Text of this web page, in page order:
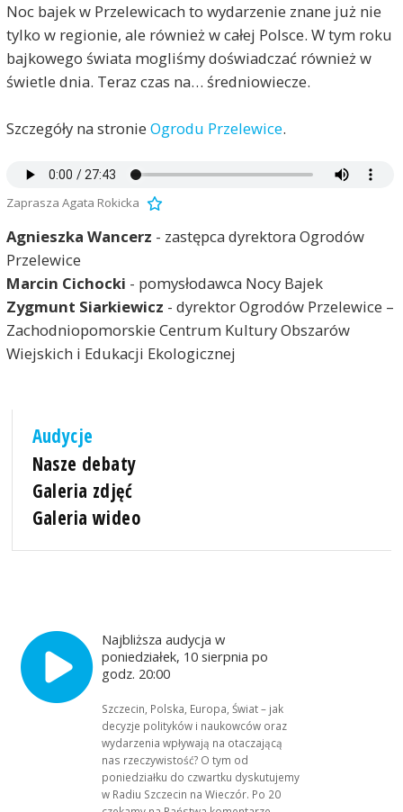
Noc bajek w Przelewicach to wydarzenie znane już nie
tylko w regionie, ale również w całej Polsce. W tym roku
bajkowego świata mogliśmy doświadczać również w
świetle dnia. Teraz czas na… średniowiecze.
Szczegóły na stronie Ogrodu Przelewice.
Zaprasza Agata Rokicka
Agnieszka Wancerz - zastępca dyrektora Ogrodów
Przelewice
Marcin Cichocki - pomysłodawca Nocy Bajek
Zygmunt Siarkiewicz - dyrektor Ogrodów Przelewice –
Zachodniopomorskie Centrum Kultury Obszarów
Wiejskich i Edukacji Ekologicznej
Audycje
Nasze debaty
Galeria zdjęć
Galeria wideo
Najbliższa audycja w
poniedziałek, 10 sierpnia po
godz. 20:00
Szczecin, Polska, Europa, Świat – jak
decyzje polityków i naukowców oraz
wydarzenia wpływają na otaczającą
nas rzeczywistość? O tym od
poniedziałku do czwartku dyskutujemy
w Radiu Szczecin na Wieczór. Po 20